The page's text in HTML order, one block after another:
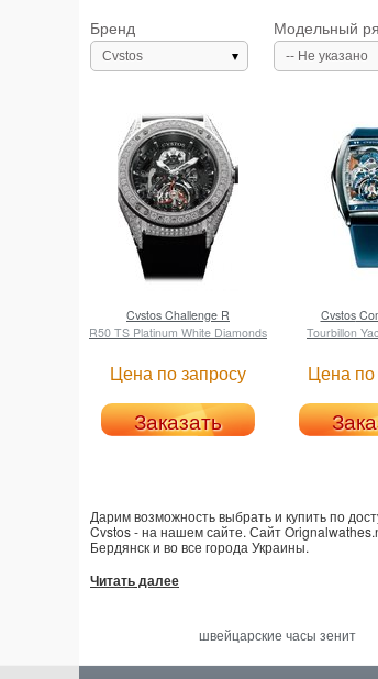
Бренд
Cvstos
Модельный
-- Не указано
Cvstos Challenge R
R50 TS Platinum White Diamonds
Цена по запросу
Заказать
Cvstos
Tourbillon
Цена по
Дарим возможность выбрать и купить по
Cvstos - на нашем сайте. Сайт
Бердянск и во все города Украины.
Читать далее
швейцарские часы зенит